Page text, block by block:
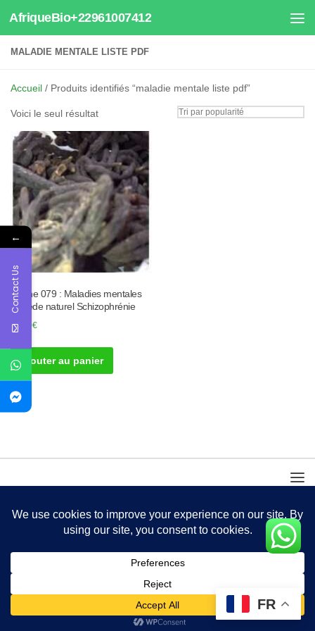
Au dessous du contenu
AfriqueBio+22961007412
MALADIE MENTALE LISTE PDF
Accueil / Produits identifiés “maladie mentale liste pdf”
Voici le seul résultat
Tisane 079 : Maladies mentales
remède naturel Schizophrénie
50.00€
Ajouter au panier
FR
←
Contact Us